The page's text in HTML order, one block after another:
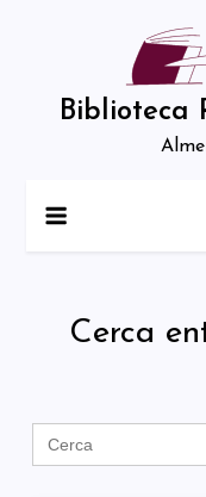
Biblioteca
Cerca
Search
for: